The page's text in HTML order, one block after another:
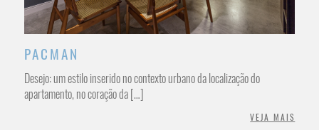
PACMAN
Desejo: um estilo inserido no contexto urbano da localização do
apartamento, no coração da […]
VEJA MAIS